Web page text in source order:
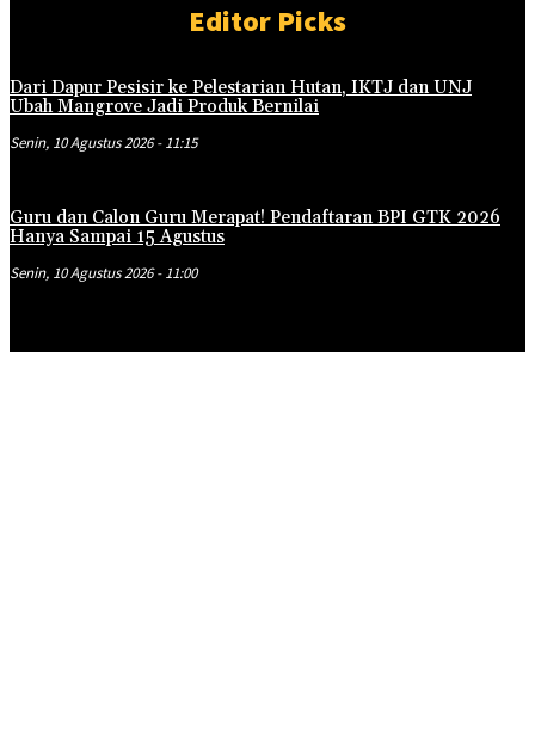
Editor Picks
Dari Dapur Pesisir ke Pelestarian Hutan, IKTJ dan UNJ
Ubah Mangrove Jadi Produk Bernilai
Senin, 10 Agustus 2026 - 11:15
Guru dan Calon Guru Merapat! Pendaftaran BPI GTK 2026
Hanya Sampai 15 Agustus
Senin, 10 Agustus 2026 - 11:00